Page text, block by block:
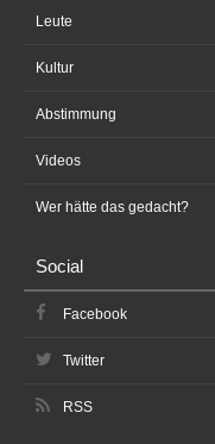
Leute
Kultur
Abstimmung
Videos
Wer hätte das gedacht?
Social
Facebook
Twitter
RSS